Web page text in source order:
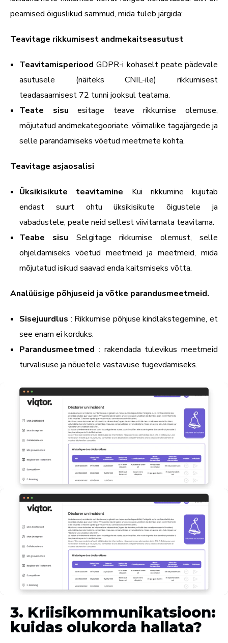
peamised õiguslikud sammud, mida tuleb järgida:
Teavitage rikkumisest andmekaitseasutust
Teavitamisperiood GDPR-i kohaselt peate pädevale
asutusele (näiteks CNIL-ile) rikkumisest
teadasaamisest 72 tunni jooksul teatama.
Teate sisu esitage teave rikkumise olemuse,
mõjutatud andmekategooriate, võimalike tagajärgede ja
selle parandamiseks võetud meetmete kohta.
Teavitage asjaosalisi
Üksikisikute teavitamine Kui rikkumine kujutab
endast suurt ohtu üksikisikute õigustele ja
vabadustele, peate neid sellest viivitamata teavitama.
Teabe sisu Selgitage rikkumise olemust, selle
ohjeldamiseks võetud meetmeid ja meetmeid, mida
mõjutatud isikud saavad enda kaitsmiseks võtta.
Analüüsige põhjuseid ja võtke parandusmeetmeid.
Sisejuurdlus : Rikkumise põhjuse kindlakstegemine, et
see enam ei korduks.
Parandusmeetmed : rakendada tulevikus meetmeid
turvalisuse ja nõuetele vastavuse tugevdamiseks.
3. Kriisikommunikatsioon:
kuidas olukorda hallata?